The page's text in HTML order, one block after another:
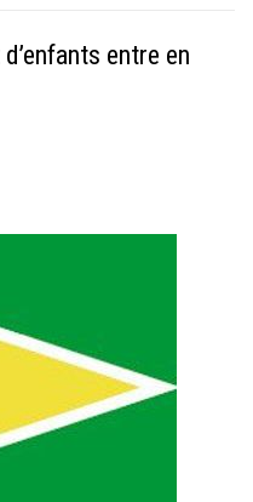
entre en